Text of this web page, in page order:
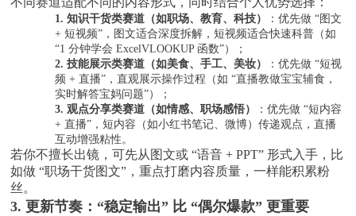
1.知识干货类赛道（如职场、教育、科技） ：优先做 “图文
+ 短视频”，图文适合深度拆解，短视频适合快速科普（如
“1 分钟学会 ExcelVLOOKUP 函数”）；
2.技能展示类赛道（如美食、手工、美妆） ：优先做 “短视
频 + 直播”，直观展示操作过程（如 “直播教做宝宝辅食，
实时解答宝妈问题”）；
3.观点分享类赛道（如情感、职场感悟） ：优先做 “短内容
+ 直播”，短内容（如小红书笔记、微博）传递观点，直播
互动增强粘性。
若你不擅长出镜，可先从图文或 “语音 + PPT” 形式入手，比
如做 “职场干货图文”，重点打磨内容质量，一样能积累粉
丝。
3. 更新节奏：“稳定输出” 比 “偶尔爆款” 更重要